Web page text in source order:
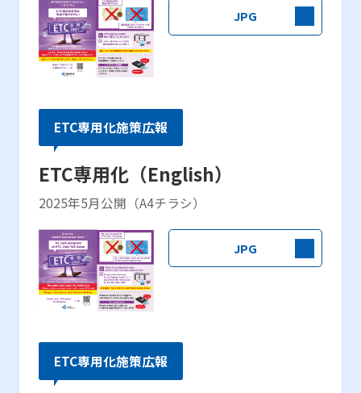
JPG
ETC専用化施策広報
ETC専用化（English）
2025年5月公開（A4チラシ）
JPG
ETC専用化施策広報